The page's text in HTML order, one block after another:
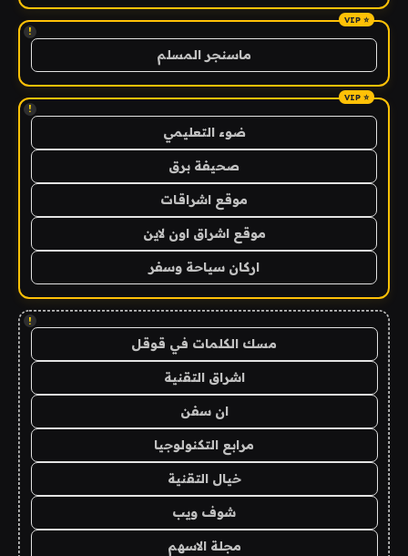
!
ماسنجر المسلم
!
ضوء التعليمي
صحيفة برق
موقع اشراقات
موقع اشراق اون لاين
اركان سياحة وسفر
!
مسك الكلمات في قوقل
اشراق التقنية
ان سفن
مرابع التكنولوجيا
خيال التقنية
شوف ويب
مجلة الاسهم